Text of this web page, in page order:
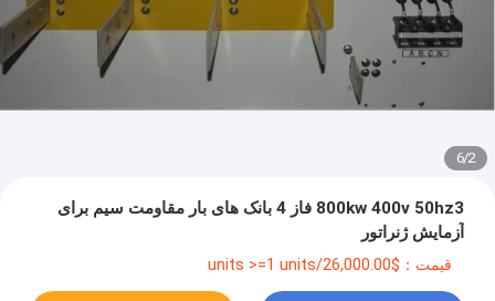
2
/
6
800kw 400v 50hz3 فاز 4 بانک های بار مقاومت سیم برای
آزمایش ژنراتور
قیمت：$26,000.00/units >=1 units